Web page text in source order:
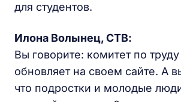
для студентов.
Илона Волынец,СТВ:
Вы говорите: комитет по
обновляет на своем сайте. А
что подростки и молодые